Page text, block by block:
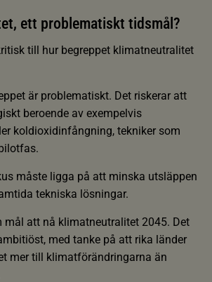
ett problematiskt tidsmål?
till hur begreppet klimatneutralitet
är problematiskt. Det riskerar att
beroende av exempelvis
koldioxidinfångning, tekniker som
måste ligga på att minska utsläppen
tekniska lösningar.
mål att nå klimatneutralitet 2045. Det
med tanke på att rika länder
mer till klimatförändringarna än